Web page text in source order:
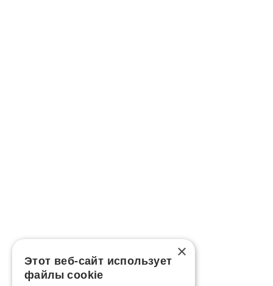
×
Этот веб-сайт использует
файлы cookie